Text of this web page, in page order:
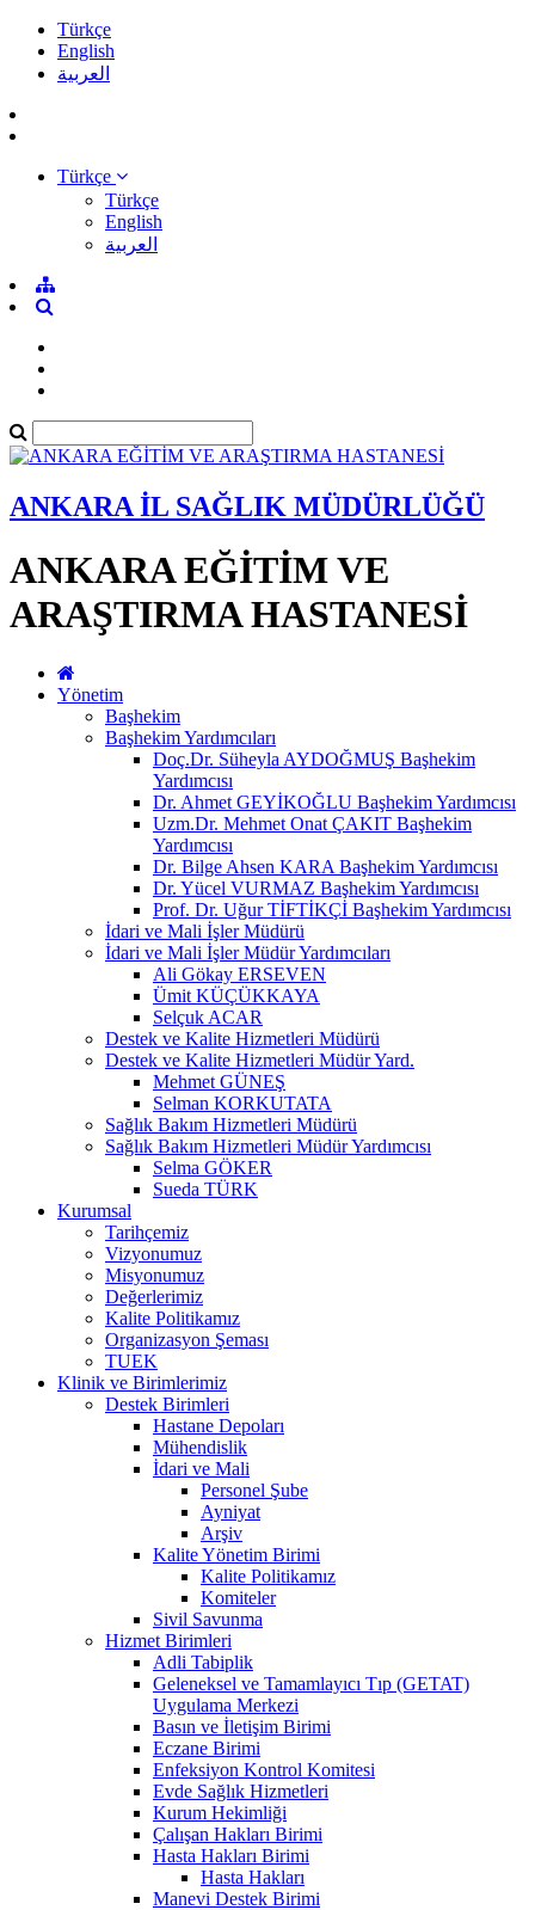
Türkçe
English
العربية
Türkçe
Türkçe
English
العربية
ANKARA İL SAĞLIK MÜDÜRLÜĞÜ
ANKARA EĞİTİM VE
ARAŞTIRMA HASTANESİ
Yönetim
Başhekim
Başhekim Yardımcıları
Doç.Dr. Süheyla AYDOĞMUŞ Başhekim
Yardımcısı
Dr. Ahmet GEYİKOĞLU Başhekim Yardımcısı
Uzm.Dr. Mehmet Onat ÇAKIT Başhekim
Yardımcısı
Dr. Bilge Ahsen KARA Başhekim Yardımcısı
Dr. Yücel VURMAZ Başhekim Yardımcısı
Prof. Dr. Uğur TİFTİKÇİ Başhekim Yardımcısı
İdari ve Mali İşler Müdürü
İdari ve Mali İşler Müdür Yardımcıları
Ali Gökay ERSEVEN
Ümit KÜÇÜKKAYA
Selçuk ACAR
Destek ve Kalite Hizmetleri Müdürü
Destek ve Kalite Hizmetleri Müdür Yard.
Mehmet GÜNEŞ
Selman KORKUTATA
Sağlık Bakım Hizmetleri Müdürü
Sağlık Bakım Hizmetleri Müdür Yardımcısı
Selma GÖKER
Sueda TÜRK
Kurumsal
Tarihçemiz
Vizyonumuz
Misyonumuz
Değerlerimiz
Kalite Politikamız
Organizasyon Şeması
TUEK
Klinik ve Birimlerimiz
Destek Birimleri
Hastane Depoları
Mühendislik
İdari ve Mali
Personel Şube
Ayniyat
Arşiv
Kalite Yönetim Birimi
Kalite Politikamız
Komiteler
Sivil Savunma
Hizmet Birimleri
Adli Tabiplik
Geleneksel ve Tamamlayıcı Tıp (GETAT)
Uygulama Merkezi
Basın ve İletişim Birimi
Eczane Birimi
Enfeksiyon Kontrol Komitesi
Evde Sağlık Hizmetleri
Kurum Hekimliği
Çalışan Hakları Birimi
Hasta Hakları Birimi
Hasta Hakları
Manevi Destek Birimi